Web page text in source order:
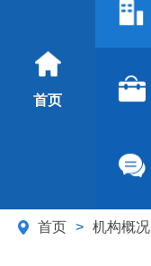
首页
首页 > 机构概况